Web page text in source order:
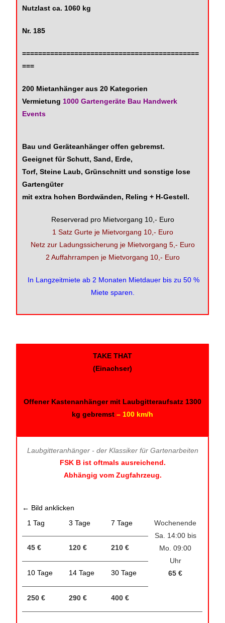
Nutzlast ca. 1060 kg
Nr. 185
============================================
===
200 Mietanhänger aus 20 Kategorien
Vermietung 1000 Gartengeräte Bau Handwerk
Events
Bau und Geräteanhänger offen gebremst.
Geeignet für Schutt, Sand, Erde,
Torf, Steine Laub, Grünschnitt und sonstige lose
Gartengüter
mit extra hohen Bordwänden, Reling + H-Gestell.
Reserverad pro Mietvorgang 10,- Euro
1 Satz Gurte je Mietvorgang 10,- Euro
Netz zur Ladungssicherung je Mietvorgang 5,- Euro
2 Auffahrrampen je Mietvorgang 10,- Euro
In Langzeitmiete ab 2 Monaten Mietdauer bis zu 50 %
Miete sparen.
TAKE THAT
(Einachser)
Offener Kastenanhänger mit Laubgitteraufsatz 1300
kg gebremst – 100 km/h
Laubgitteranhänger - der Klassiker für Gartenarbeiten
FSK B ist oftmals ausreichend.
Abhängig vom Zugfahrzeug.
← Bild anklicken
1 Tag
3 Tage 7 Tage
Wochenende
Sa. 14:00 bis
Mo. 09:00
Uhr
65 €
45 € 120 € 210 €
10 Tage 14 Tage 30 Tage
250 € 290 € 400 €